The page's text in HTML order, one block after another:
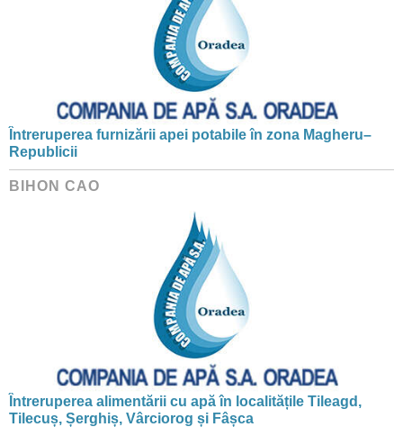
Întreruperea furnizării apei potabile în zona Magheru–
Republicii
BIHON CAO
Întreruperea alimentării cu apă în localitățile Tileagd,
Tilecuș, Șerghiș, Vârciorog și Fâșca